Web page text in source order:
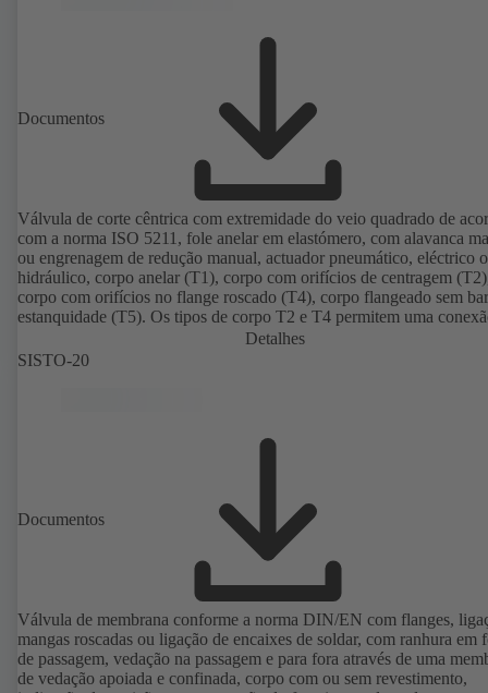
Documentos
Válvula de corte cêntrica com extremidade do veio quadrado de
com a norma ISO 5211, fole anelar em elastómero, com alavanca
ou engrenagem de redução manual, actuador pneumático, eléctrico
hidráulico, corpo anelar (T1), corpo com orifícios de centragem
corpo com orifícios no flange roscado (T4), corpo flangeado sem
estanquidade (T5). Os tipos de corpo T2 e T4 permitem uma
unilateral e a montagem como válvula final com contraflange.
conformidade com as normas EN, ASME e JIS.
Detalhes
SISTO-20
Documentos
Válvula de membrana conforme a norma DIN/EN com flanges,
mangas roscadas ou ligação de encaixes de soldar, com ranhura em
de passagem, vedação na passagem e para fora através de uma
de vedação apoiada e confinada, corpo com ou sem revestimento,